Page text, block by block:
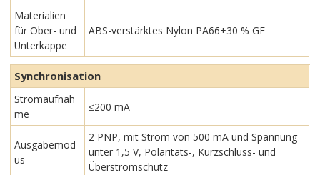
Materialien
für Ober- und
Unterkappe
ABS-verstärktes Nylon PA66+30 % GF
Synchronisation
Stromaufnah
me
≤200 mA
Ausgabemod
us
2 PNP, mit Strom von 500 mA und Spannung
unter 1,5 V, Polaritäts-, Kurzschluss- und
Überstromschutz